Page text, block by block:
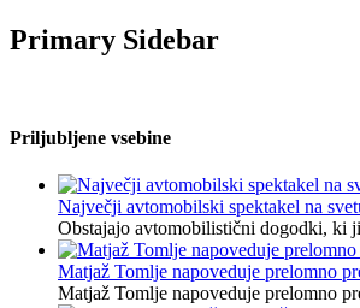
Primary Sidebar
Priljubljene vsebine
Največji avtomobilski spektakel na
Obstajajo avtomobilistični dogodki, ki
Matjaž Tomlje napoveduje prelomno
Matjaž Tomlje napoveduje prelomno